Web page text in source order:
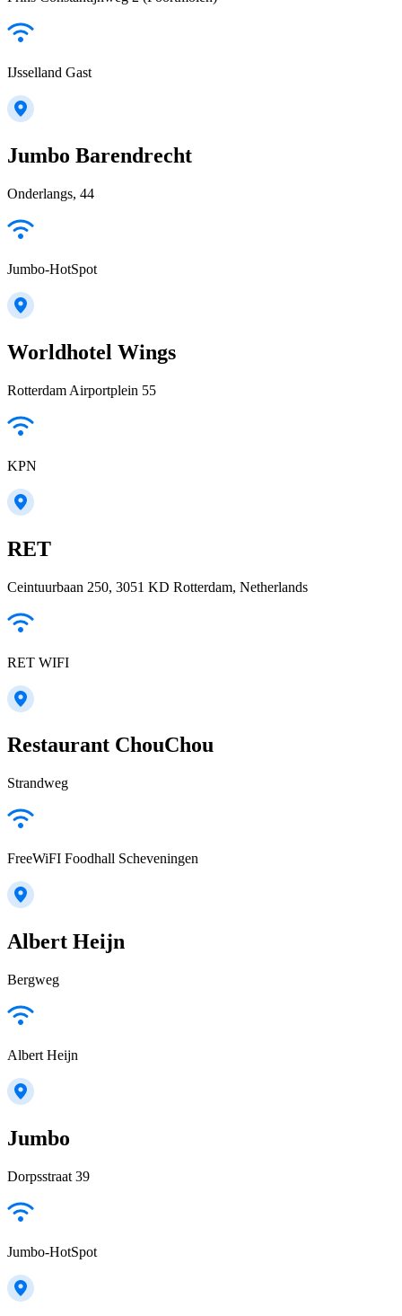
IJsselland Gast
Jumbo Barendrecht
Onderlangs, 44
Jumbo-HotSpot
Worldhotel Wings
Rotterdam Airportplein 55
KPN
RET
Ceintuurbaan 250, 3051 KD Rotterdam, Netherlands
RET WIFI
Restaurant ChouChou
Strandweg
FreeWiFI Foodhall Scheveningen
Albert Heijn
Bergweg
Albert Heijn
Jumbo
Dorpsstraat 39
Jumbo-HotSpot